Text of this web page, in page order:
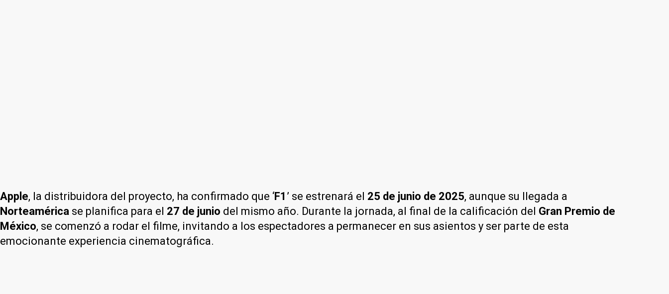
Apple, la distribuidora del proyecto, ha confirmado que ‘F1 ’ se estrenará el 25 de junio de 2025, aunque su llegada a
Norteamérica se planifica para el 27 de junio del mismo año. Durante la jornada, al final de la calificación del Gran Premio de
México, se comenzó a rodar el filme, invitando a los espectadores a permanecer en sus asientos y ser parte de esta
emocionante experiencia cinematográfica.